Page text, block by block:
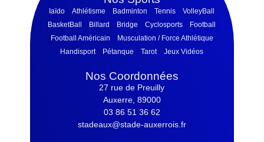
Iaïdo Athlétisme Badminton Tennis
VolleyBall
BasketBall
Billard Bridge Cyclosports
Football
Football Américain
Musculation / Force Athlétique
Handisport
Pétanque Tarot Jeux Vidéos
Nos Coordonnées
27 rue de Preuilly
Auxerre, 89000
03 86 51 36 62
stadeaux@stade-auxerrois.fr